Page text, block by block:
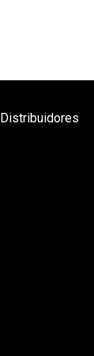
Distribuidores